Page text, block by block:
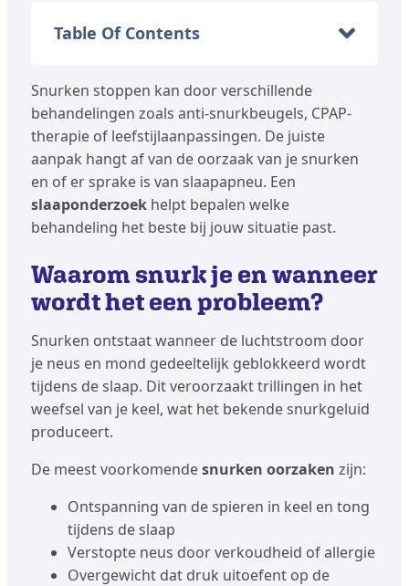
Table Of Contents
Snurken stoppen kan door verschillende
behandelingen zoals anti-snurkbeugels, CPAP-
therapie of leefstijlaanpassingen. De juiste
aanpak hangt af van de oorzaak van je snurken
en of er sprake is van slaapapneu. Een
slaaponderzoekhelpt bepalen welke
behandeling het beste bij jouw situatie past.
Waarom snurk je en wanneer
wordt het een probleem?
Snurken ontstaat wanneer de luchtstroom door
je neus en mond gedeeltelijk geblokkeerd wordt
tijdens de slaap. Dit veroorzaakt trillingen in het
weefsel van je keel, wat het bekende snurkgeluid
produceert.
De meest voorkomendesnurken oorzaken zijn:
Ontspanning van de spieren in keel en tong
tijdens de slaap
Verstopte neus door verkoudheid of allergie
Overgewicht dat druk uitoefent op de